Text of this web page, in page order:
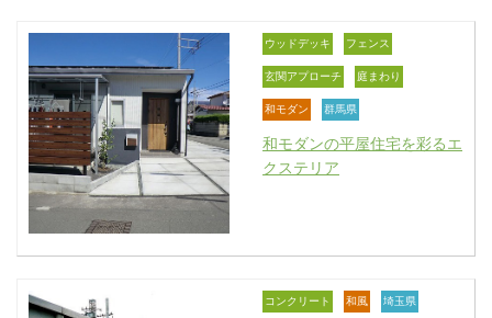
ウッドデッキ フェンス
玄関アプローチ 庭まわり
和モダン 群馬県
和モダンの平屋住宅を彩るエ
クステリア
コンクリート 和風 埼玉県